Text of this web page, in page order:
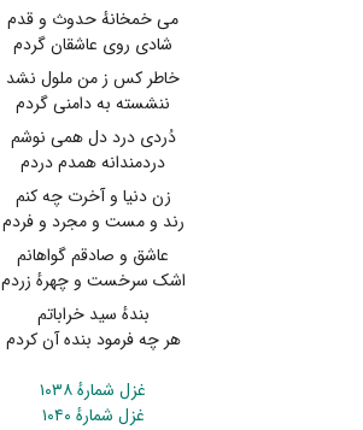
می خمخانهٔ حدوث و قدم
شادی روی عاشقان گردم
خاطر کس ز من ملول نشد
ننشسته به دامنی گردم
دُردی درد دل همی نوشم
دردمندانه همدم دردم
زن دنیا و آخرت چه کنم
رند و مست و مجرد و فردم
عاشق و صادقم گواهانم
اشک سرخست و چهرهٔ زردم
بندهٔ سید خراباتم
هر چه فرمود بنده آن کردم
غزل شمارهٔ ۱۰۳۸
غزل شمارهٔ ۱۰۴۰